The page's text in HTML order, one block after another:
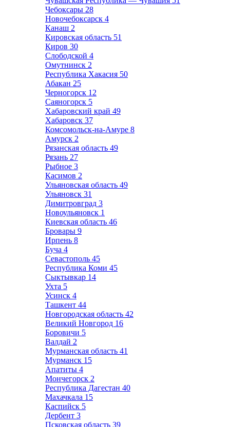
Чебоксары 28
Новочебоксарск 4
Канаш 2
Кировская область 51
Киров 30
Слободской 4
Омутнинск 2
Республика Хакасия 50
Абакан 25
Черногорск 12
Саяногорск 5
Хабаровский край 49
Хабаровск 37
Комсомольск-на-Амуре 8
Амурск 2
Рязанская область 49
Рязань 27
Рыбное 3
Касимов 2
Ульяновская область 49
Ульяновск 31
Димитровград 3
Новоульяновск 1
Киевская область 46
Бровары 9
Ирпень 8
Буча 4
Севастополь 45
Республика Коми 45
Сыктывкар 14
Ухта 5
Усинск 4
Ташкент 44
Новгородская область 42
Великий Новгород 16
Боровичи 5
Валдай 2
Мурманская область 41
Мурманск 15
Апатиты 4
Мончегорск 2
Республика Дагестан 40
Махачкала 15
Каспийск 5
Дербент 3
Псковская область 39